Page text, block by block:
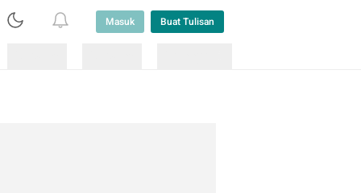
Masuk Buat Tulisan